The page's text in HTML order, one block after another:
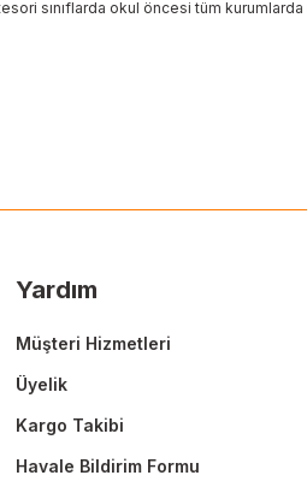
sınıflarda okul öncesi tüm kurumlarda
Gönder
Yardım
Müşteri Hizmetleri
Üyelik
Kargo Takibi
Havale Bildirim Formu